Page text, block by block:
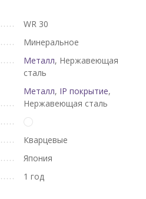
WR 30
Минеральное
Металл, Нержавеющая
сталь
Металл, IP покрытие,
Нержавеющая сталь
Кварцевые
Япония
1 год